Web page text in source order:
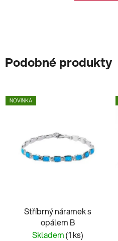
Podobné produkty
NOVINKA
Stříbrný náramek s
opálem B
Skladem(1 ks)